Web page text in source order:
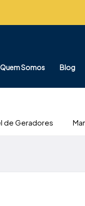
Quem Somos Blog
de Geradores